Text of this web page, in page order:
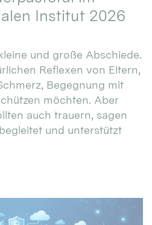
Institut 2026
und große Abschiede.
Reflexen von Eltern,
Begegnung mit
möchten. Aber
auch trauern, sagen
und unterstützt